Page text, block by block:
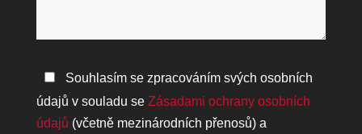
Zásady
ochrany
osobních
Souhlasím se zpracováním svých osobních
údajů v souladu se Zásadami ochrany osobních
údajů (včetně mezinárodních přenosů) a